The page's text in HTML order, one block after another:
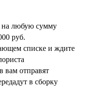
на любую сумму
руб.
списке и ждите
вам отправят
в сборку